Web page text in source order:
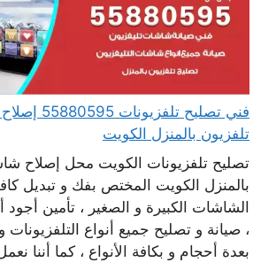
فني تصليح
تلفزيون بالمنزل الكويت
تصليح تلفزيونات الكويت محل إصلاح
بالمنزل الكويت المختص بفك و تبديل
الشاشات الكبيرة و الصغير ، تأمين
، صيانة و تصليح جميع أنواع
بعدة أحجام و بكافة الأنواع ، كما أننا